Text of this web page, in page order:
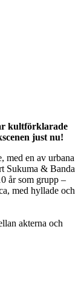
kultförklarade
just nu!
med en av urbana
Sukuma & Banda
år som grupp –
med hyllade och
akterna och